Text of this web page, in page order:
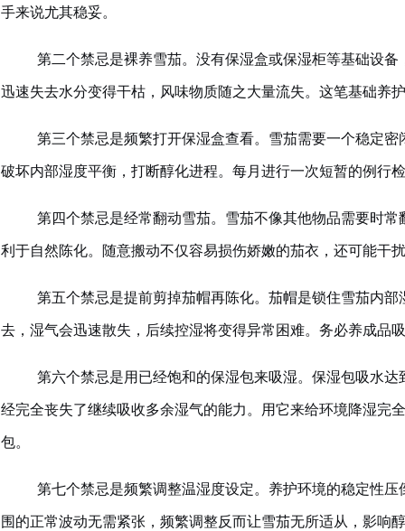
手来说尤其稳妥。
第二个禁忌是裸养雪茄。没有保湿盒或保湿柜等基础设
迅速失去水分变得干枯，风味物质随之大量流失。这笔基础养护
第三个禁忌是频繁打开保湿盒查看。雪茄需要一个稳定
破坏内部湿度平衡，打断醇化进程。每月进行一次短暂的例行检
第四个禁忌是经常翻动雪茄。雪茄不像其他物品需要时
利于自然陈化。随意搬动不仅容易损伤娇嫩的茄衣，还可能干
第五个禁忌是提前剪掉茄帽再陈化。茄帽是锁住雪茄内
去，湿气会迅速散失，后续控湿将变得异常困难。务必养成品吸
第六个禁忌是用已经饱和的保湿包来吸湿。保湿包吸水
经完全丧失了继续吸收多余湿气的能力。用它来给环境降湿完
包。
第七个禁忌是频繁调整温湿度设定。养护环境的稳定性
围的正常波动无需紧张，频繁调整反而让雪茄无所适从，影响醇